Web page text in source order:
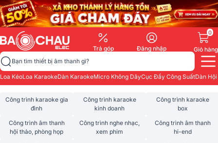
Trả góp Đăng nhập
0
Giỏ hàng
Bạn tìm thiết bị âm thanh gì?
Loa KéoLoa KaraokeDàn KaraokeMicro Không DâyCục Đẩy Công SuấtDàn
Công trình karaoke gia
đình
Công trình karaoke
kinh doanh
Công trình karaoke
box
Công trình âm thanh
hội thảo, phòng họp
Công trình nghe nhạc,
xem phim
Công trình âm thanh
hi-end